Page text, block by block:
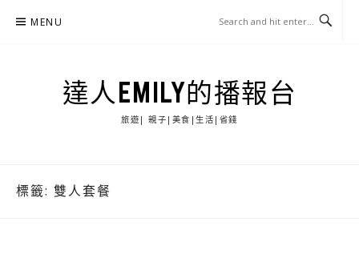
MENU
達人EMILY的播報台
旅遊| 親子|美食|生活|省錢
標籤: 雙人套餐